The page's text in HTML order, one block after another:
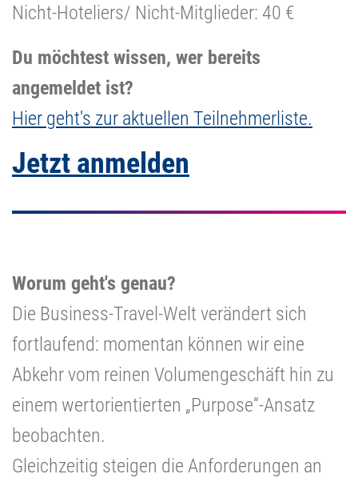
Nicht-Hoteliers/ Nicht-Mitglieder: 40 €
Du möchtest wissen, wer bereits
angemeldet ist?
Hier geht's zur aktuellen Teilnehmerliste.
Jetzt anmelden
Worum geht's genau?
Die Business-Travel-Welt verändert sich
fortlaufend: momentan können wir eine
Abkehr vom reinen Volumengeschäft hin zu
einem wertorientierten „Purpose“-Ansatz
beobachten.
Gleichzeitig steigen die Anforderungen an